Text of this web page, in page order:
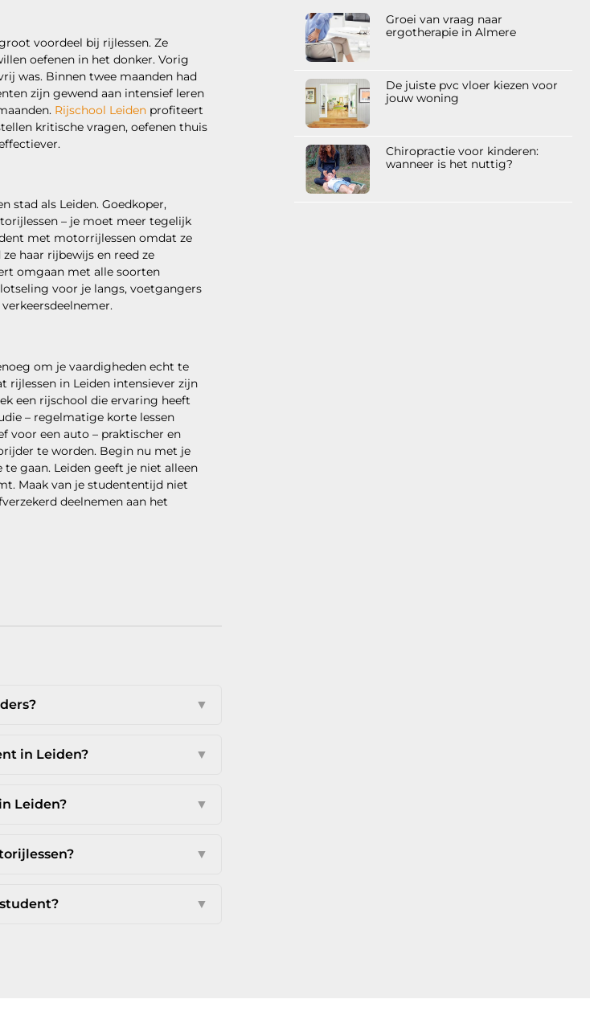
voordeel bij rijlessen. Ze
oefenen in het donker. Vorig
was. Binnen twee maanden had
zijn gewend aan intensief leren
Rijschool Leiden profiteert
kritische vragen, oefenen thuis
stad als Leiden. Goedkoper,
– je moet meer tegelijk
met motorrijlessen omdat ze
haar rijbewijs en reed ze
omgaan met alle soorten
voor je langs, voetgangers
om je vaardigheden echt te
rijlessen in Leiden intensiever zijn
een rijschool die ervaring heeft
– regelmatige korte lessen
voor een auto – praktischer en
te worden. Begin nu met je
gaan. Leiden geeft je niet alleen
Maak van je studententijd niet
deelnemen aan het
▼
in Leiden? ▼
Leiden? ▼
▼
▼
Groei van vraag naar
ergotherapie in Almere
De juiste pvc vloer kiezen voor
jouw woning
Chiropractie voor kinderen:
wanneer is het nuttig?